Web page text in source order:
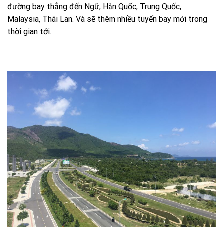
đường bay thẳng đến Ngữ, Hằn Quốc, Trung Quốc,
Malaysia, Thái Lan. Và sẽ thêm nhiều tuyến bay mới trong
thời gian tới.